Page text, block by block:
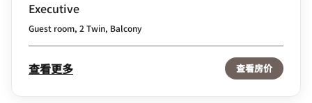
Executive
Guest room, 2 Twin, Balcony
查看更多 查看房价